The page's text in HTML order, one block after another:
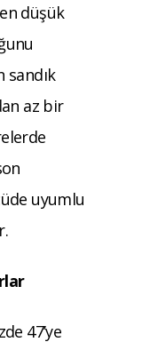
düşük
az bir
uyumlu
47’ye